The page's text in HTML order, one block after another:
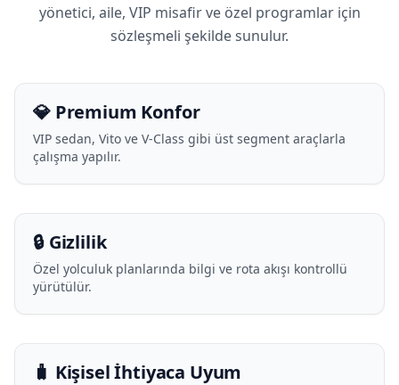
yönetici, aile, VIP misafir ve özel programlar için
sözleşmeli şekilde sunulur.
💎 Premium Konfor
VIP sedan, Vito ve V-Class gibi üst segment araçlarla
çalışma yapılır.
🔒 Gizlilik
Özel yolculuk planlarında bilgi ve rota akışı kontrollü
yürütülür.
🧳 Kişisel İhtiyaca Uyum